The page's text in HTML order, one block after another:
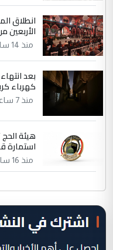
انطلاق
منذ 14 ساعة
بعد
كهرباء
منذ 7 ساعة
هيئة
استمارة
منذ 16 ساعة